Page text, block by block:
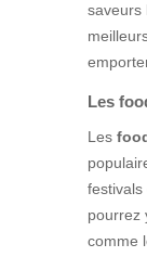
saveurs
Les
Les
festivals
pourrez
comme